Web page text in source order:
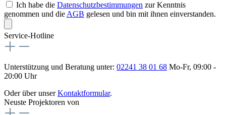
Ich habe die Datenschutzbestimmungen zur Kenntnis
genommen und die AGB gelesen und bin mit ihnen einverstanden.
Service-Hotline
Unterstützung und Beratung unter: 02241 38 01 68 Mo-Fr, 09:00 -
20:00 Uhr
Oder über unserKontaktformular.
Neuste Projektoren von